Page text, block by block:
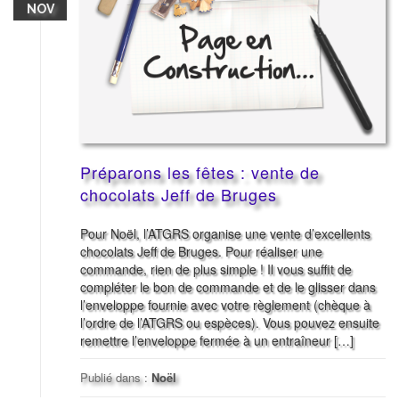
NOV
Préparons les fêtes : vente de
chocolats Jeff de Bruges
Pour Noël, l’ATGRS organise une vente d’excellents
chocolats Jeff de Bruges. Pour réaliser une
commande, rien de plus simple ! Il vous suffit de
compléter le bon de commande et de le glisser dans
l’enveloppe fournie avec votre règlement (chèque à
l’ordre de l’ATGRS ou espèces). Vous pouvez ensuite
remettre l’enveloppe fermée à un entraîneur […]
Publié dans : Noël